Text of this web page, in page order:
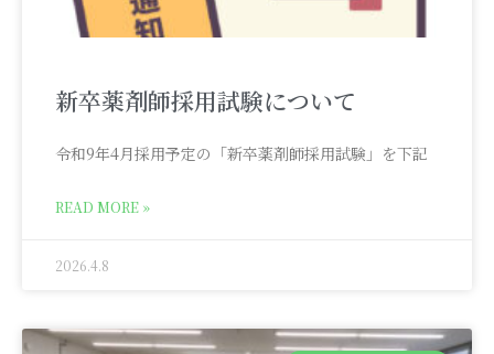
新卒薬剤師採用試験について
令和9年4月採用予定の「新卒薬剤師採用試験」を下記
READ MORE »
2026.4.8